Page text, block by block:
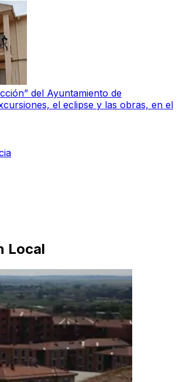
del Ayuntamiento de
el eclipse y las obras, en el
Local